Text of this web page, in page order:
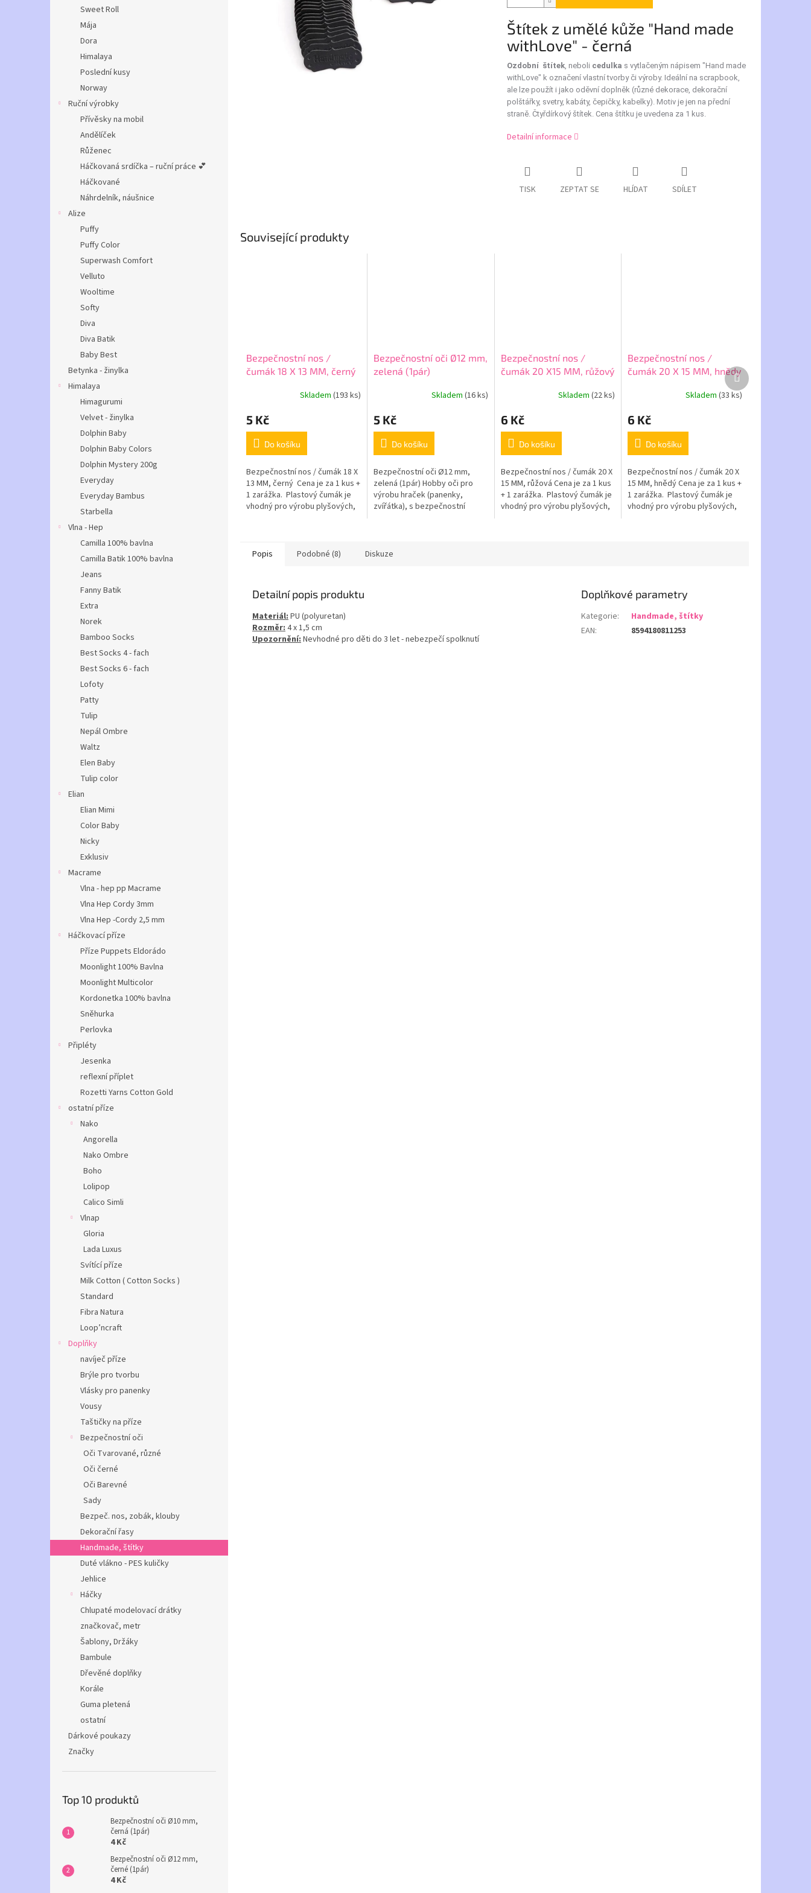
Sweet Roll
Mája
Dora
Himalaya
Poslední kusy
Norway
Ruční výrobky
Přívěsky na mobil
Andělíček
Růženec
Háčkovaná srdíčka – ruční práce 💕
Háčkované
Náhrdelník, náušnice
Alize
Puffy
Puffy Color
Superwash Comfort
Velluto
Wooltime
Softy
Diva
Diva Batik
Baby Best
Betynka - žinylka
Himalaya
Himagurumi
Velvet - žinylka
Dolphin Baby
Dolphin Baby Colors
Dolphin Mystery 200g
Everyday
Everyday Bambus
Starbella
Vlna - Hep
Camilla 100% bavlna
Camilla Batik 100% bavlna
Jeans
Fanny Batik
Extra
Norek
Bamboo Socks
Best Socks 4 - fach
Best Socks 6 - fach
Lofoty
Patty
Tulip
Nepál Ombre
Waltz
Elen Baby
Tulip color
Elian
Elian Mimi
Color Baby
Nicky
Exklusiv
Macrame
Vlna - hep pp Macrame
Vlna Hep Cordy 3mm
Vlna Hep -Cordy 2,5 mm
Háčkovací příze
Příze Puppets Eldorádo
Moonlight 100% Bavlna
Moonlight Multicolor
Kordonetka 100% bavlna
Sněhurka
Perlovka
Připléty
Jesenka
reflexní příplet
Rozetti Yarns Cotton Gold
ostatní příze
Nako
Angorella
Nako Ombre
Boho
Lolipop
Calico Simli
Vlnap
Gloria
Lada Luxus
Svítící příze
Milk Cotton ( Cotton Socks )
Standard
Fibra Natura
Loop’ncraft
Doplňky
navíječ příze
Brýle pro tvorbu
Vlásky pro panenky
Vousy
Taštičky na příze
Bezpečnostní oči
Oči Tvarované, různé
Oči černé
Oči Barevné
Sady
Bezpeč. nos, zobák, klouby
Dekorační řasy
Handmade, štítky
Duté vlákno - PES kuličky
Jehlice
Háčky
Chlupaté modelovací drátky
značkovač, metr
Šablony, Držáky
Bambule
Dřevěné doplňky
Korále
Guma pletená
ostatní
Dárkové poukazy
Značky
Top 10 produktů
Bezpečnostní oči Ø10 mm,
černá (1pár)
4 Kč
Bezpečnostní oči Ø12 mm,
černé (1pár)
4 Kč
Štítek z umělé kůže "Hand made
withLove" - černá
Ozdobní štítek, neboli cedulka s vytlačeným nápisem "Hand made
withLove" k označení vlastní tvorby či výroby. Ideální na scrapbook,
ale lze použít i jako oděvní doplněk (různé dekorace, dekorační
polštářky, svetry, kabáty, čepičky, kabelky). Motiv je jen na přední
straně. Čtyřdírkový štítek. Cena štítku je uvedena za 1 kus.
Detailní informace
TISK ZEPTAT SE HLÍDAT SDÍLET
Související produkty
Bezpečnostní nos /
čumák 18 X 13 MM, černý
Skladem (193 ks)
5 Kč
Do košíku
Bezpečnostní nos / čumák 18 X
13 MM, černý Cena je za 1 kus +
1 zarážka. Plastový čumák je
vhodný pro výrobu plyšových,
Bezpečnostní oči Ø12 mm,
zelená (1pár)
produktu
je
5,0
z
hvězdiček.
Skladem (16 ks)
5 Kč
Do košíku
Bezpečnostní oči Ø12 mm,
zelená (1pár) Hobby oči pro
výrobu hraček (panenky,
zvířátka), s bezpečnostní
Bezpečnostní nos /
čumák 20 X15 MM, růžový
Skladem(22 ks)
6 Kč
Do košíku
Bezpečnostní nos / čumák 20 X
15 MM, růžová Cena je za 1 kus
+ 1 zarážka. Plastový čumák je
vhodný pro výrobu plyšových,
Bezpečnostní nos /
čumák 20 X 15 MM, hnědy
Skladem (33 ks)
6 Kč
Do košíku
Bezpečnostní nos / čumák 20 X
15 MM, hnědý Cena je za 1 kus +
1 zarážka. Plastový čumák je
vhodný pro výrobu plyšových,
Další
produkt
Popis Podobné (8) Diskuze
Detailní popis produktu
Materiál: PU (polyuretan)
Rozměr: 4 x 1,5 cm
Upozornění: Nevhodné pro děti do 3 let - nebezpečí spolknutí
Doplňkové parametry
Kategorie:
Handmade, štítky
EAN: 8594180811253